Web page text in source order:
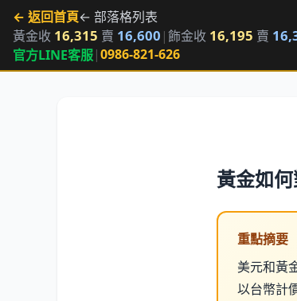
← 返回首頁← 部落格列表
黃金收 16,315 賣 16,600 |飾金收 16,195 賣
官方LINE客服|0986-821-626
黃金如
重點摘要
美元和黃
以台幣計